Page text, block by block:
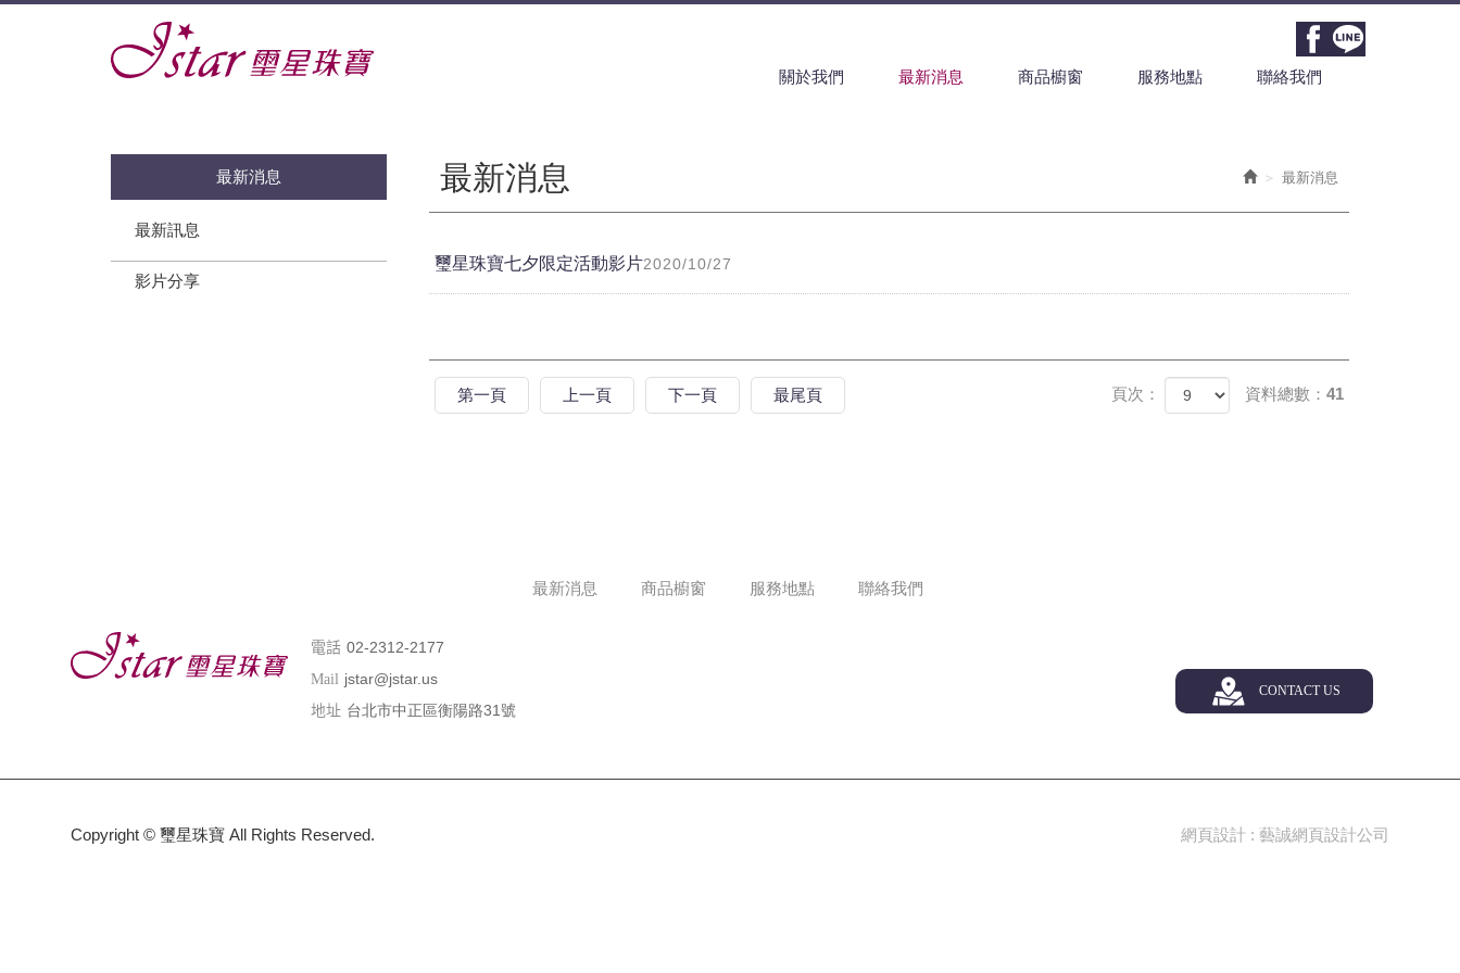
關於我們 最新消息 商品櫥窗 服務地點 聯絡我們
最新消息
最新訊息
影片分享
最新消息
最新消息
璽星珠寶七夕限定活動影片2020/10/27
第一頁 上一頁 下一頁 最尾頁 頁次： 資料總數：41
最新消息 商品櫥窗 服務地點 聯絡我們
電話 02-2312-2177
Mail jstar@jstar.us
地址 台北市中正區衡陽路31號
CONTACT US
Copyright © 璽星珠寶 All Rights Reserved. 網頁設計 : 藝誠網頁設計公司